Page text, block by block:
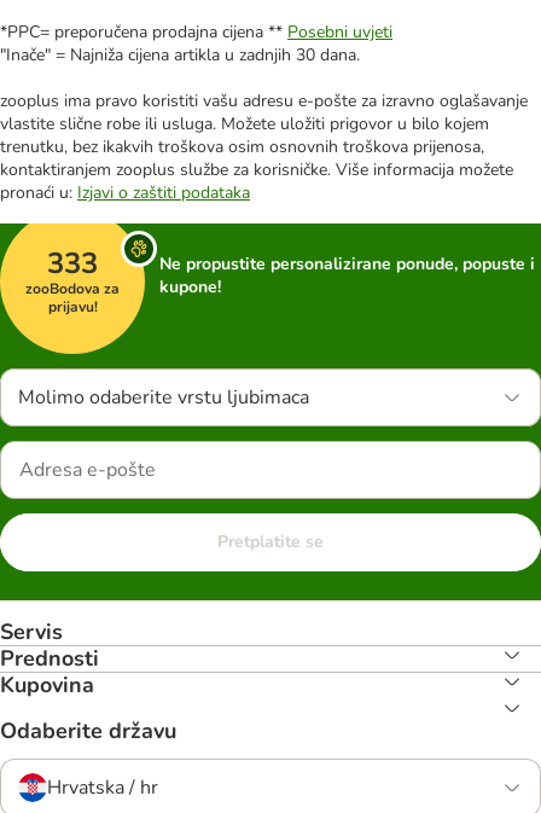
*PPC= preporučena prodajna cijena ** Posebni uvjeti
"Inače" = Najniža cijena artikla u zadnjih 30 dana.
zooplus ima pravo koristiti vašu adresu e-pošte za izravno oglašavanje
vlastite slične robe ili usluga. Možete uložiti prigovor u bilo kojem
trenutku, bez ikakvih troškova osim osnovnih troškova prijenosa,
kontaktiranjem zooplus službe za korisničke. Više informacija možete
pronaći u: Izjavi o zaštiti podataka
333
zooBodova za
prijavu!
Ne propustite personalizirane ponude, popuste i
kupone!
Molimo odaberite vrstu ljubimaca
Pretplatite se
Servis
Prednosti
Kupovina
Odaberite državu
Hrvatska / hr